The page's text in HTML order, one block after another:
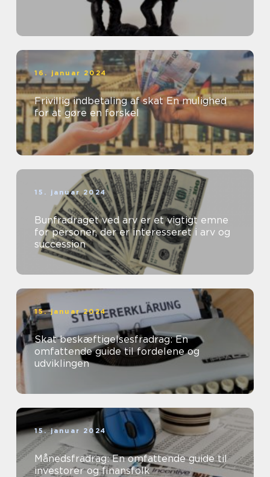
16. januar 2024
Frivillig indbetaling af skat En mulighed
for at gøre en forskel
15. januar 2024
Bunfradraget ved arv er et vigtigt emne
for personer, der er interesseret i arv og
succession
15. januar 2024
Skat beskæftigelsesfradrag: En
omfattende guide til fordelene og
udviklingen
15. januar 2024
Månedsfradrag: En omfattende guide til
investorer og finansfolk